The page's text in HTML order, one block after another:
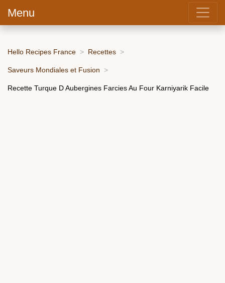
Menu
Hello Recipes France Recettes
Saveurs Mondiales et Fusion
Recette Turque D Aubergines Farcies Au Four Karniyarik Facile